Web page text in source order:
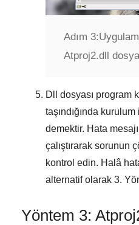
Adım 3:
Atproj2.dll
Dll dosyası program
taşındığında
demektir. Hata mesajı
çalıştırarak sorunun
kontrol edin. Halâ
alternatif olarak 3.
Yöntem 3: